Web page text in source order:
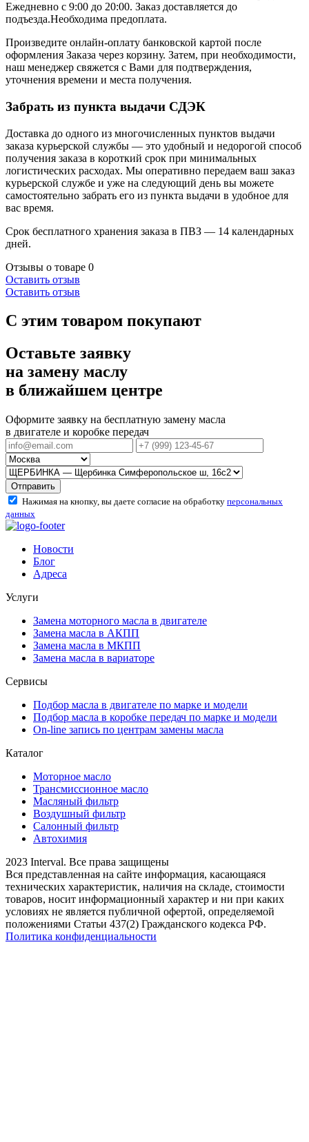
Ежедневно с 9:00 до 20:00. Заказ доставляется до
подъезда.Необходима предоплата.
Произведите онлайн-оплату банковской картой после
оформления Заказа через корзину. Затем, при необходимости,
наш менеджер свяжется с Вами для подтверждения,
уточнения времени и места получения.
Забрать из пункта выдачи СДЭК
Доставка до одного из многочисленных пунктов выдачи
заказа курьерской службы — это удобный и недорогой способ
получения заказа в короткий срок при минимальных
логистических расходах. Мы оперативно передаем ваш заказ
курьерской службе и уже на следующий день вы можете
самостоятельно забрать его из пункта выдачи в удобное для
вас время.
Срок бесплатного хранения заказа в ПВЗ — 14 календарных
дней.
Отзывы о товаре 0
Оставить отзыв
Оставить отзыв
С этим товаром покупают
Оставьте заявку
на замену маслу
в ближайшем центре
Оформите заявку на бесплатную замену масла
в двигателе и коробке передач
Отправить
Нажимая на кнопку, вы даете согласие на обработку персональных
данных
Новости
Блог
Адреса
Услуги
Замена моторного масла в двигателе
Замена масла в АКПП
Замена масла в МКПП
Замена масла в вариаторе
Сервисы
Подбор масла в двигателе по марке и модели
Подбор масла в коробке передач по марке и модели
On-line запись по центрам замены масла
Каталог
Моторное масло
Трансмиссионное масло
Масляный фильтр
Воздушный фильтр
Салонный фильтр
Автохимия
2023 Interval. Все права защищены
Вся представленная на сайте информация, касающаяся
технических характеристик, наличия на складе, стоимости
товаров, носит информационный характер и ни при каких
условиях не является публичной офертой, определяемой
положениями Статьи 437(2) Гражданского кодекса РФ.
Политика конфиденциальности